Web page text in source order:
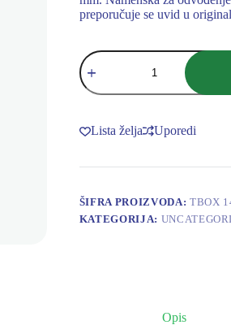
preporučuje se uvid u
KONDENZATORSKA
JEDINICA
TBOX
K05-
245
THERMOWY
količina
Lista želja Uporedi
ŠIFRA PROIZVODA: TBOX
KATEGORIJA:
Opis